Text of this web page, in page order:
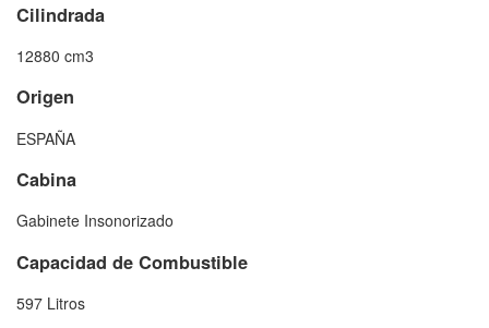
Cilindrada
12880 cm3
Origen
ESPAÑA
Cabina
Gabinete Insonorizado
Capacidad de Combustible
597 Litros